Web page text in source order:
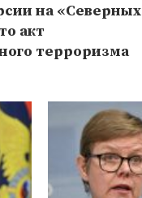
на «Северных
акт
терроризма